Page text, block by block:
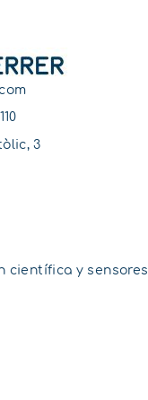
3
científica y sensores